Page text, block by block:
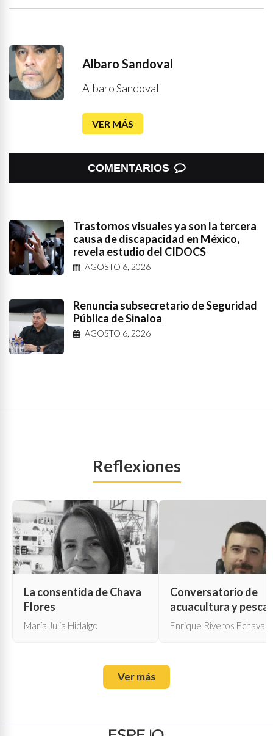
Albaro Sandoval
Albaro Sandoval
VER MÁS
COMENTARIOS
Trastornos visuales ya son la tercera
causa de discapacidad en México,
revela estudio del CIDOCS
AGOSTO 6, 2026
Renuncia subsecretario de Seguridad
Pública de Sinaloa
AGOSTO 6, 2026
Reflexiones
La consentida de Chava
Flores
María Julia Hidalgo
Conversatorio de
acuacultura y pesca
Enrique Riveros
Ver más